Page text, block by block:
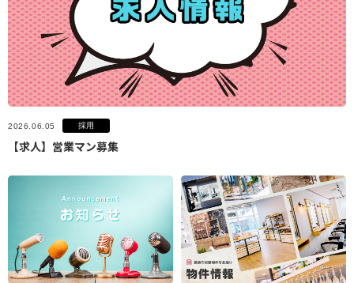
2026.06.05 採用
【求人】営業マン募集